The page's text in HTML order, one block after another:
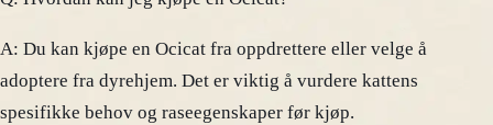
A: Du kan kjøpe en Ocicat fra oppdrettere eller velge å
adoptere fra dyrehjem. Det er viktig å vurdere kattens
spesifikke behov og raseegenskaper før kjøp.